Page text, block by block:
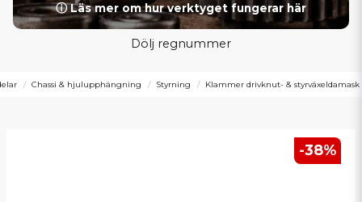
ⓘ Läs mer om hur verktyget fungerar här
Dölj regnummer
Chassi & hjulupphängning Styrning Klammer drivknut- &
-38%